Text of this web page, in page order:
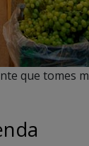
que tomes